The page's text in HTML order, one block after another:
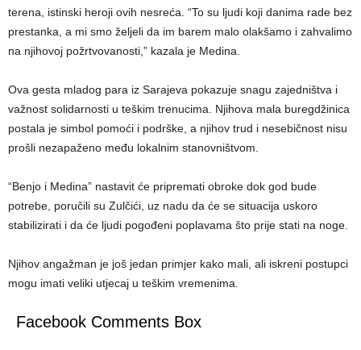
terena, istinski heroji ovih nesreća. “To su ljudi koji danima rade bez
prestanka, a mi smo željeli da im barem malo olakšamo i zahvalimo
na njihovoj požrtvovanosti,” kazala je Medina.
Ova gesta mladog para iz Sarajeva pokazuje snagu zajedništva i
važnost solidarnosti u teškim trenucima. Njihova mala buregdžinica
postala je simbol pomoći i podrške, a njihov trud i nesebičnost nisu
prošli nezapaženo među lokalnim stanovništvom.
“Benjo i Medina” nastavit će pripremati obroke dok god bude
potrebe, poručili su Zulčići, uz nadu da će se situacija uskoro
stabilizirati i da će ljudi pogođeni poplavama što prije stati na noge.
Njihov angažman je još jedan primjer kako mali, ali iskreni postupci
mogu imati veliki utjecaj u teškim vremenima.
Facebook Comments Box